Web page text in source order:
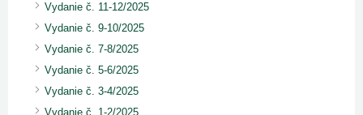
Vydanie č. 11-12/2025
Vydanie č. 9-10/2025
Vydanie č. 7-8/2025
Vydanie č. 5-6/2025
Vydanie č. 3-4/2025
Vydanie č. 1-2/2025